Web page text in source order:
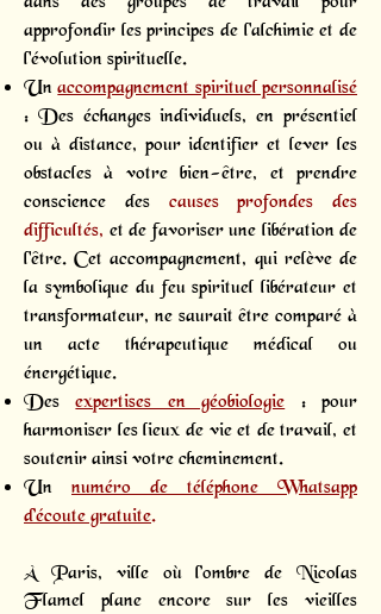
approfondir les principes de l'alchimie et de
l'évolution spirituelle.
Unaccompagnement spirituel personnalisé
: Des échanges individuels, en présentiel
ou à distance, pour identifier et lever les
obstacles à votre bien-être, et prendre
conscience des
causes profondes des
difficultés, et de favoriser une libération de
l'être. Cet accompagnement, qui relève de
la symbolique du feu spirituel libérateur et
transformateur, ne saurait être comparé à
un acte thérapeutique médical ou
énergétique.
Desexpertises en géobiologie: pour
harmoniser les lieux de vie et de travail, et
soutenir ainsi votre cheminement.
Un numéro de téléphone Whatsapp
d’écoute gratuite.
À Paris, ville où l’ombre de Nicolas
Flamel plane encore sur les vieilles